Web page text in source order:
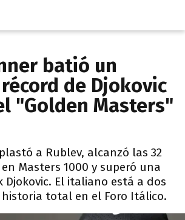
batió un
de Djokovic
"Golden Masters"
a Rublev, alcanzó las 32
Masters 1000 y superó una
Djokovic. El italiano está a dos
historia total en el Foro Itálico.